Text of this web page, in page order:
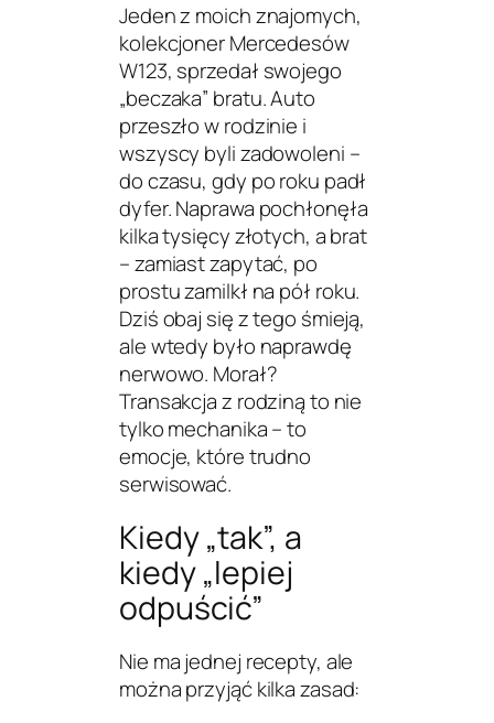
Jeden z moich znajomych,
kolekcjoner Mercedesów
W123, sprzedał swojego
„beczaka” bratu. Auto
przeszło w rodzinie i
wszyscy byli zadowoleni –
do czasu, gdy po roku padł
dyfer. Naprawa pochłonęła
kilka tysięcy złotych, a brat
– zamiast zapytać, po
prostuzamilkł na pół roku.
Dziś obaj się z tego śmieją,
ale wtedy było naprawdę
nerwowo. Morał?
Transakcja z rodziną to nie
tylko mechanika – to
emocje, które trudno
serwisować.
Kiedy „tak”, a
kiedy „lepiej
odpuścić”
Nie ma jednej recepty, ale
można przyjąć kilka zasad: